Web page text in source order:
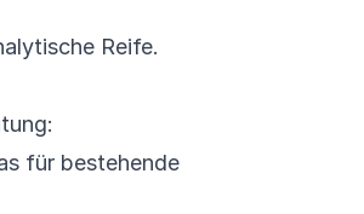
Reife.
für bestehende